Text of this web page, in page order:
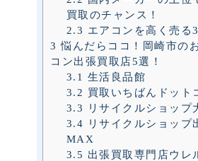
買取のチャンス！
2.3 エアコンを高く売る
3 悩んだらココ！岡崎市の
コン出張買取店5選！
3.1 生活良品館
3.2 買取いちばんドット
3.3
リサイクルショップ
3.4 リサイクルショップ
MAX
3.5 出張買取専門店ウレ